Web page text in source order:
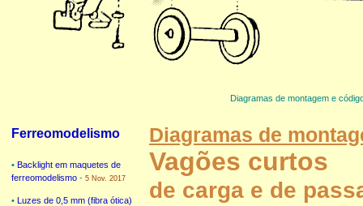
Diagramas de montagem e
Ferreomodelismo
• Backlight em maquetes de
ferreomodelismo - 5 Nov. 2017
• Luzes de 0,5 mm (fibra ótica)
Diagramas de
Vagões curtos
de carga e de